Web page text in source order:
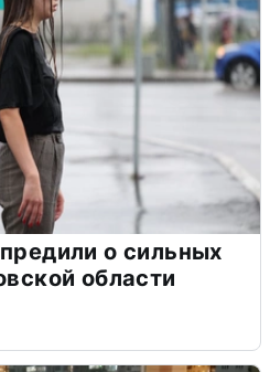
о сильных
области